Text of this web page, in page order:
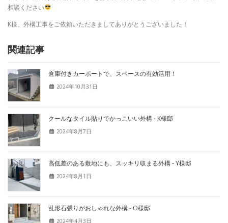
相談ください
K様、外構工事をご依頼いただきましてありがとうございました！
関連記事
倉庫付きカーポートで、スペースの有効活用！
2024年10月31日
クールなタイル貼りでかっこいい外構 - K様邸
2024年8月7日
高低差のある敷地にも、スッキリ収まる外構 - Y様邸
2024年8月1日
乱形石張りがおしゃれな外構 - O様邸
2024年4月3日